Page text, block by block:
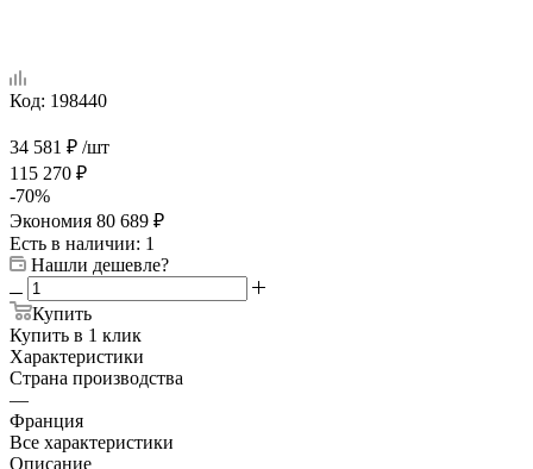
Код: 198440
34 581 ₽ /шт
115 270 ₽
-70%
Экономия 80 689 ₽
Есть в наличии: 1
Нашли дешевле?
Купить
Купить в 1 клик
Характеристики
Страна производства
—
Франция
Все характеристики
Описание